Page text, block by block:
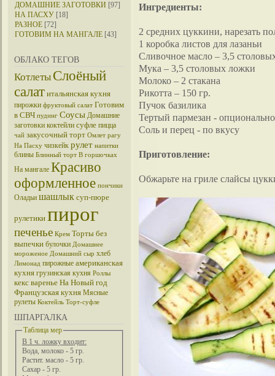
ДОМАШНИЕ ЗАГОТОВКИ [97]
НА ПАСХУ [18]
РАЗНОЕ [72]
ГОТОВИМ НА МАНГАЛЕ [43]
ОБЛАКО ТЕГОВ
Котлеты Слоёный
салат итальянская кухня
пирожки фруктовый салат Готовим
в СВЧ пудинг Соусы Домашние
заготовки коктейли суфле пицца
чай закусочный торт Омлет рагу
На Пасху чизкейк рулет напитки
блины Блинный торт В горшочках
На мангале Красиво
оформленное пончики
Оладьи шашлык суп-пюре
рулетики пирог
печенье Крем Торты без
выпечки булочки Домашнее
мороженое Домашний сыр хлеб
Лимонад пирожные американская
кухня грузинская кухня Роллы
кекс варенье На Новый год
Французская кухня Мясные
рулеты Коктейль Торт-суфле
ШПАРГАЛКА
Таблица мер
В 1 ч. ложку входит:
Вода, молоко - 5 гр.
Растит. масло - 5 гр.
Сахар - 5 гр.
Ингредиенты:
2 средних цуккини, нарезать
1 коробка листов для лазаньи
Сливочное масло – 3,5
Мука – 3,5 столовых ложки
Молоко – 2 стакана
Рикотта – 150 гр.
Пучок базилика
Тертый пармезан - опционально
Соль и перец - по вкусу
Приготовление:
Обжарьте на гриле слайсы